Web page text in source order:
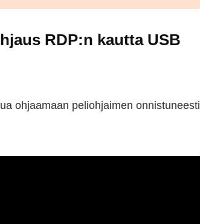
RDP:n kautta USB
ohjaamaan peliohjaimen onnistuneesti